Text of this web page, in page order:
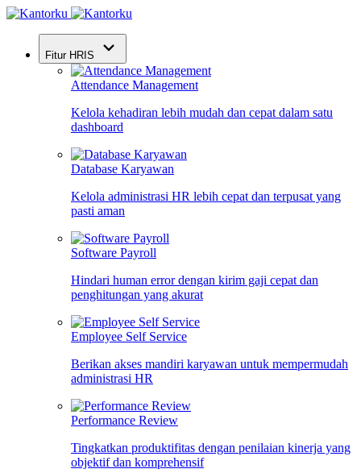
Fitur HRIS
Attendance Management
Kelola kehadiran lebih mudah dan cepat dalam satu
dashboard
Database Karyawan
Kelola administrasi HR lebih cepat dan terpusat yang
pasti aman
Software Payroll
Hindari human error dengan kirim gaji cepat dan
penghitungan yang akurat
Employee Self Service
Berikan akses mandiri karyawan untuk mempermudah
administrasi HR
Performance Review
Tingkatkan produktifitas dengan penilaian kinerja yang
objektif dan komprehensif